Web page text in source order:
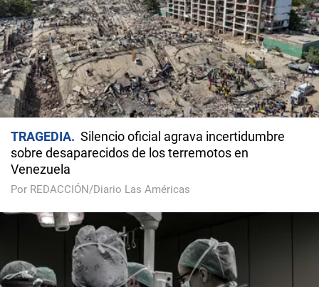
TRAGEDIA
Silencio oficial agrava incertidumbre
sobre desaparecidos de los terremotos en
Venezuela
Por REDACCIÓN/Diario Las Américas